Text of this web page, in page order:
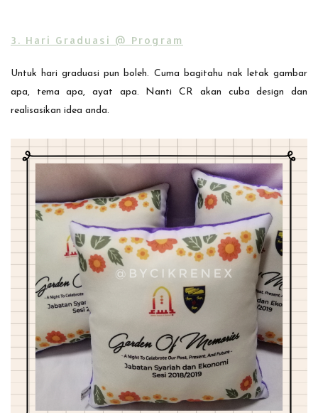
3. Hari Graduasi @ Program
Untuk hari graduasi pun boleh. Cuma bagitahu nak letak gambar
apa, tema apa, ayat apa. Nanti CR akan cuba design dan
realisasikan idea anda.